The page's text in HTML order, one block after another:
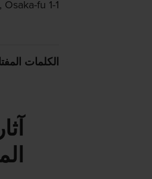
1-1 Nakanoshima, Kita, Osaka-shi, Osaka-fu
الكلمات